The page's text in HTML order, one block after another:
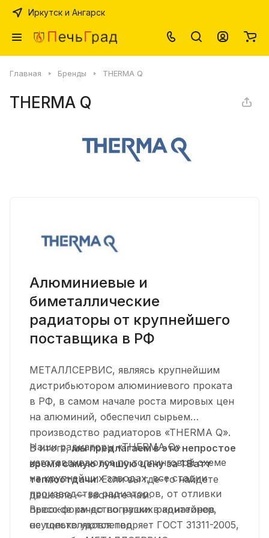
Иркутск и Ангарск
Главная Бренды THERMA Q
THERMA Q
Алюминиевые и
биметаллические
радиаторы от крупнейшего
поставщика в РФ
МЕТАЛЛСЕРВИС, являясь крупнейшим
дистрибьютором алюминиевого проката
в РФ, в самом начале роста мировых цен
на алюминий, обеспечил сырьем
производство радиаторов «THERMA Q».
В итоге,мы предлагаем в это непростое
время самую лучшую цену за 1 Ватт
теплоотдачи. Если вы где-то найдете
дешевле — звоните нам.
Наши радиаторы «THERMA Q»
изготавливаются по толлинговой схеме
на крупнейших заводах, все стадии
производства радиаторов, от отливки
пресс-форм до погрузки в контейнер,
осуществляются под
Высокое качество наших радиаторов
не только удовлетворяет ГОСТ 31311-2005,